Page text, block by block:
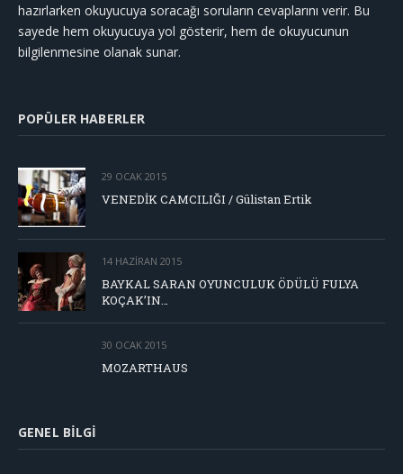
hazırlarken okuyucuya soracağı soruların cevaplarını verir. Bu
sayede hem okuyucuya yol gösterir, hem de okuyucunun
bilgilenmesine olanak sunar.
POPÜLER HABERLER
29 OCAK 2015
VENEDİK CAMCILIĞI / Gülistan Ertik
14 HAZIRAN 2015
BAYKAL SARAN OYUNCULUK ÖDÜLÜ FULYA
KOÇAK’IN…
30 OCAK 2015
MOZARTHAUS
GENEL BILGI